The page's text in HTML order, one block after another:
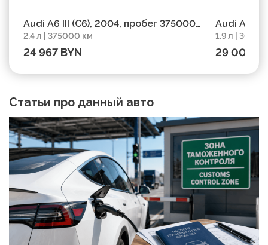
Audi A6 III (C6), 2004, пробег 375000
км
2.4 л | 375000 км
24 967 BYN
Audi A6
303650 км
1.9 л |
29 003
Статьи про данный авто